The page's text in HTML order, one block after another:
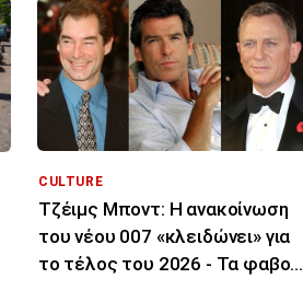
CULTURE
Τζέιμς Μποντ: Η ανακοίνωση
του νέου 007 «κλειδώνει» για
το τέλος του 2026 - Τα φαβορί